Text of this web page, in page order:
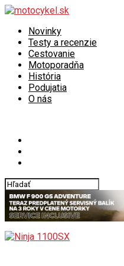
Novinky
Testy a recenzie
Cestovanie
Motoporadňa
História
Podujatia
O nás